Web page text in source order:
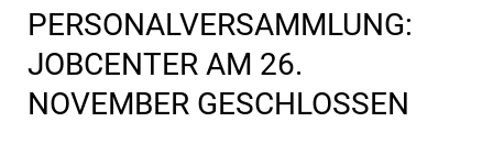
PERSONALVERSAMMLUNG:
JOBCENTER AM 26.
NOVEMBER GESCHLOSSEN